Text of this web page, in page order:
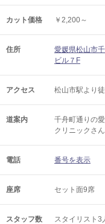
カット価格 ￥2,200～
住所
愛媛県松山市
ビル７F
アクセス 松山市駅より
道案内
千舟町通りの
クリニックさ
電話 番号を表示
座席 セット面9席
スタッフ数 スタイリスト3